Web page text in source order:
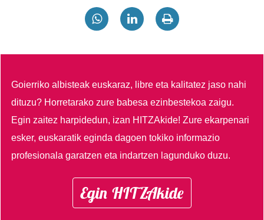
Goierriko albisteak euskaraz, libre eta kalitatez jaso nahi
dituzu? Horretarako zure babesa ezinbestekoa zaigu.
Egin zaitez harpidedun, izan HITZAkide!Zure ekarpenari
esker, euskaratik eginda dagoen tokiko informazio
profesionala garatzen eta indartzen lagunduko duzu.
Egin HITZAkide